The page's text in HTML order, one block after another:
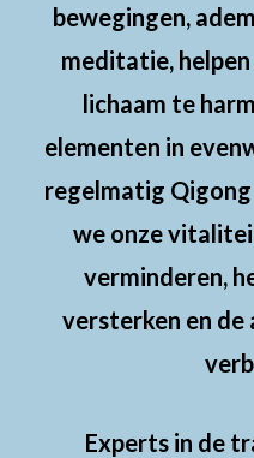
bewegingen,
meditatie,
lichaam te
elementen in
regelmatig
we onze
verminderen,
versterken en de
Experts in de